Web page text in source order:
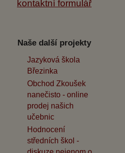
kontaktní formulář
Naše další projekty
Jazyková škola
Březinka
Obchod Zkoušek
nanečisto - online
prodej našich
učebnic
Hodnocení
středních škol -